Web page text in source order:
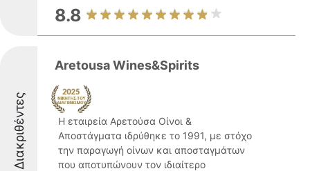
8.8
Διακριθέντες
Aretousa Wines&Spirits
Η εταιρεία Αρετούσα Οίνοι &
Αποστάγματα ιδρύθηκε το 1991, με στόχο
την παραγωγή οίνων και αποσταγμάτων
που αποτυπώνουν τον ιδιαίτερο